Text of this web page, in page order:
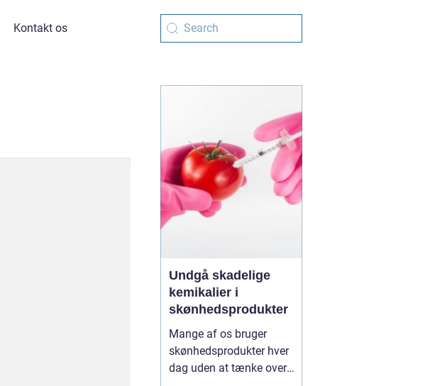
Kontakt os
Undgå skadelige
kemikalier i
skønhedsprodukter
Mange af os bruger
skønhedsprodukter hver
dag uden at tænke over,